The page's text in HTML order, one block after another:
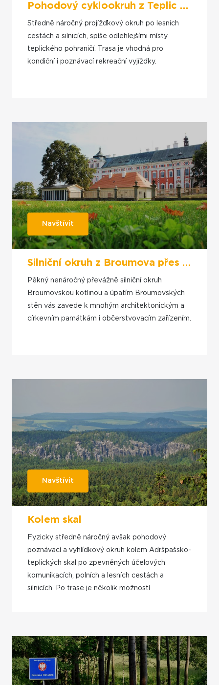
Pohodový cyklookruh z Teplic nad Metují přes Mieroszów a Meziměstí
Středně náročný projížďkový okruh po lesních
cestách a silnicích, spíše odlehlejšími místy
teplického pohraničí. Trasa je vhodná pro
kondiční i poznávací rekreační vyjížďky.
Navštívit
Silniční okruh z Broumova přes Martínkovice a Jetřichov
Pěkný nenáročný převážně silniční okruh
Broumovskou kotlinou a úpatím Broumovských
stěn vás zavede k mnohým architektonickým a
církevním památkám i občerstvovacím zařízením.
Navštívit
Kolem skal
Fyzicky středně náročný avšak pohodový
poznávací a vyhlídkový okruh kolem Adršpašsko-
teplických skal po zpevněných účelových
komunikacích, polních a lesních cestách a
silnicích. Po trase je několik možností